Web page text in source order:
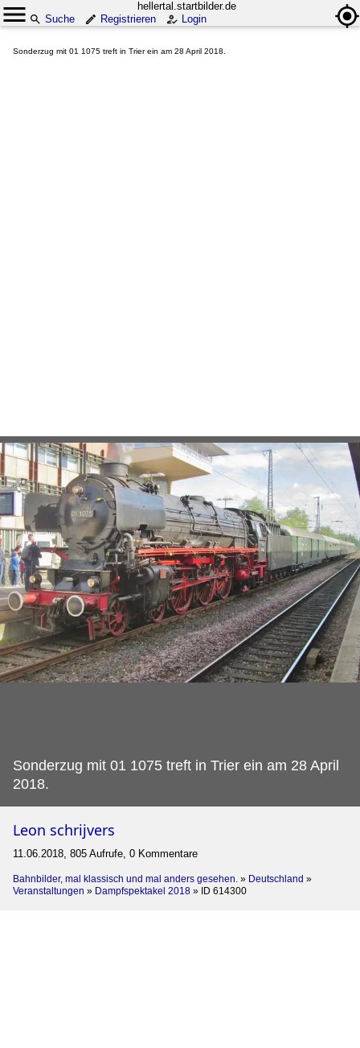
hellertal.startbilder.de
Suche
Registrieren Login
Sonderzug mit 01 1075 treft in Trier ein am 28 April 2018.
Sonderzug mit 01 1075 treft in Trier ein am 28 April
2018.
Leon schrijvers
11.06.2018, 805 Aufrufe, 0 Kommentare
Bahnbilder, mal klassisch und mal anders gesehen. » Deutschland »
Veranstaltungen » Dampfspektakel 2018 » ID 614300